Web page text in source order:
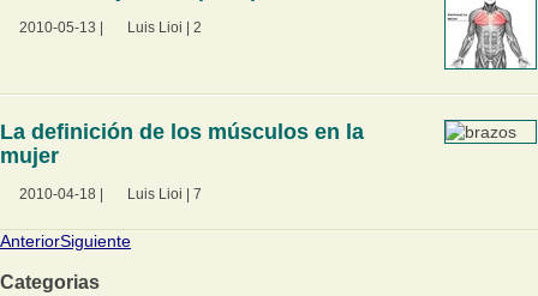
2010-05-13 Luis Lioi 2
La definición de los músculos en la
mujer
2010-04-18 Luis Lioi 7
AnteriorSiguiente
Categorias